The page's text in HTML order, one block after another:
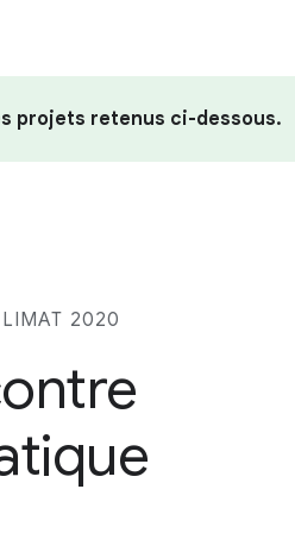
projets retenus ci-dessous.
2020